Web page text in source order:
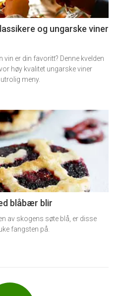
og ungarske viner
vin er din favoritt? Denne kvelden
høy kvalitet ungarske viner
meny.
blåbær blir
av skogens søte blå, er disse
fangsten på.